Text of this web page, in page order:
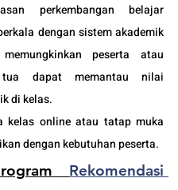
perkembangan belajar
dengan sistem akademik
peserta atau
dapat memantau nilai
di kelas.
kelas online atau tatap muka
dengan kebutuhan peserta.
Rekomendasi